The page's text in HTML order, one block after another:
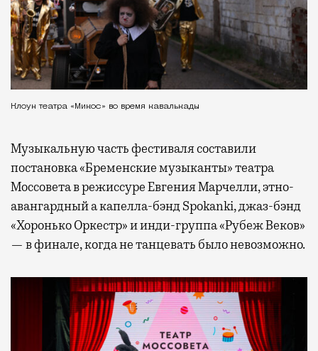
Клоун театра «Микос» во время кавалькады
Музыкальную часть фестиваля составили
постановка «Бременские музыканты» театра
Моссовета в режиссуре Евгения Марчелли, этно-
авангардный а капелла-бэнд Spokanki, джаз-бэнд
«Хоронько Оркестр» и инди-группа «Рубеж Веков»
— в финале, когда не танцевать было невозможно.